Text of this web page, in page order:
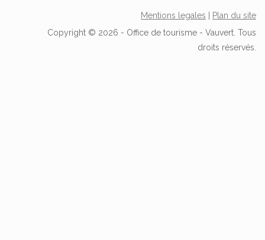
Mentions legales
Plan du site
Copyright © 2026 - Office de tourisme - Vauvert. Tous
droits réservés.